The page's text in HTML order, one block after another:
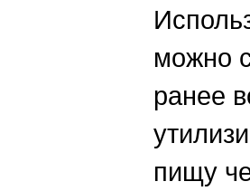
можно
ранее
пищу